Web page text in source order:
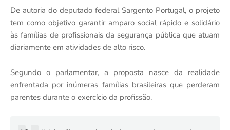
De autoria do deputado federal Sargento Portugal, o projeto
tem como objetivo garantir amparo social rápido e solidário
às famílias de profissionais da segurança pública que atuam
diariamente em atividades de alto risco.
Segundo o parlamentar, a proposta nasce da realidade
enfrentada por inúmeras famílias brasileiras que perderam
parentes durante o exercício da profissão.